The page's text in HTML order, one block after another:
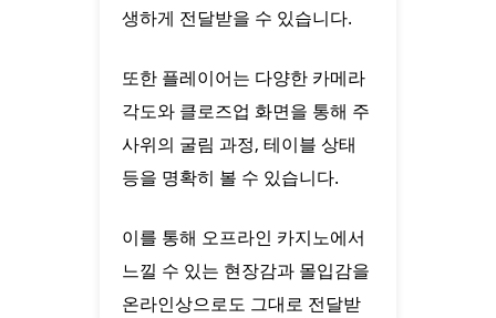
생하게 전달받을 수 있습니다.
또한 플레이어는 다양한 카메라
각도와 클로즈업 화면을 통해 주
사위의 굴림 과정, 테이블 상태
등을 명확히 볼 수 있습니다.
이를 통해 오프라인 카지노에서
느낄 수 있는 현장감과 몰입감을
온라인상으로도 그대로 전달받